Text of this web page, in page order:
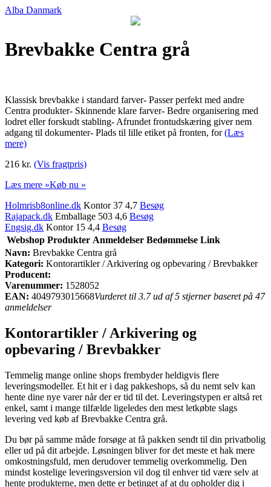
Alba Danmark
Brevbakke Centra grå
Klassisk brevbakke i standard farver- Passer perfekt med andre
Centra produkter- Skinnende klare farver- Bedre organisering med
lodret eller forskudt stabling- Afrundet frontudskæring giver nem
adgang til dokumenter- Plads til lille etiket på fronten, for(Læs
mere)
216 kr. (Vis fragtpris)
Læs mere »Køb nu »
Holmrisb8online.dk Kontor 37 4,7 Besøg
Rajapack.dk Emballage 503 4,6 Besøg
Engsig.dk Kontor 15 4,4 Besøg
Webshop Produkter Anmeldelser Bedømmelse Link
Navn: Brevbakke Centra grå
Kategori: Kontorartikler / Arkivering og opbevaring / Brevbakker
Producent:
Varenummer: 1528052
EAN: 4049793015668Vurderet til 3.7 ud af 5 stjerner baseret på 47
anmeldelser
Kontorartikler / Arkivering og
opbevaring / Brevbakker
Temmelig mange online shops frembyder heldigvis flere
leveringsmodeller. Et hit er i dag pakkeshops, så du nemt selv kan
hente dine nye varer når der er tid til det. Leveringstypen er altså ret
enkel, samt i mange tilfælde ligeledes den mest letkøbte slags
levering ved køb af Brevbakke Centra grå.
Du bør på samme måde forsøge at få pakken sendt til din privatbolig
eller ud på dit arbejde. Løsningen bliver for det meste et hak mere
omkostningsfuld, men derudover temmelig overkommelig. Den
mindst kostelige leveringsversion vil dog til enhver tid være selv at
hente produkterne, men dette er betinget af at du opholder dig i